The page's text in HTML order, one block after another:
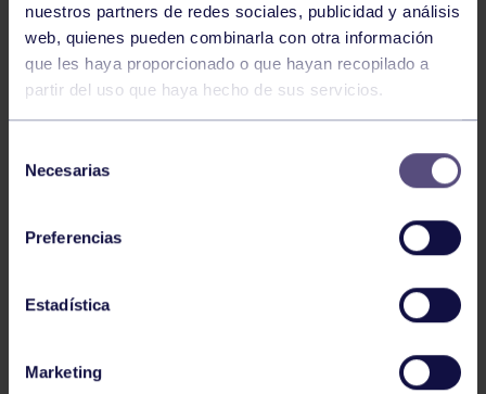
nuestros partners de redes sociales, publicidad y análisis
web, quienes pueden combinarla con otra información
que les haya proporcionado o que hayan recopilado a
partir del uso que haya hecho de sus servicios.
Necesarias
Preferencias
Estadística
Marketing
Hockey 28 Jul 2026
ÓSCAR PALOMERO, RUMBO AL
Hockey